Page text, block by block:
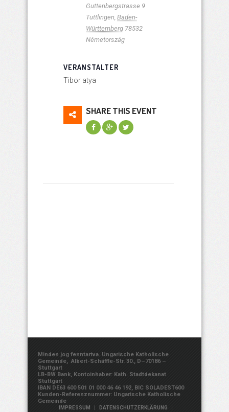
Guttenbergstrasse 9
Tuttlingen Baden-
Württemberg 78532
Németország
VERANSTALTER
Tibor atya
SHARE THIS EVENT
Minden jog fenntartva. Ungarische Katholische
Gemeinde, Albert-Schäffle-Str. 30., D–70186 –
Stuttgart
LB-BW Bank, Kontoinhaber: Kath. Stadtdekanat
Stuttgart
IBAN DE63 600 501 01 000 46 46 192, BIC SOLADEST600
Kunden-Referenznummer: Ungarische Katholische
Gemeinde
IMPRESSUM | DATENSCHUTZERKLÄRUNG |